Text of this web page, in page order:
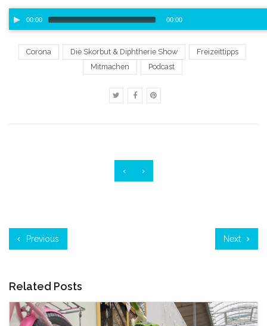
Player
00:00 00:00
Corona Die Skorbut & Diphtherie Show
Freizeittipps
Mitmachen
Podcast
‹ ›
Previous Next
Related Posts